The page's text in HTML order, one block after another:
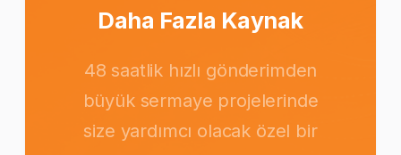
Daha Fazla Kaynak
48 saatlik hızlı gönderimden
büyük sermaye projelerinde
size yardımcı olacak özel bir